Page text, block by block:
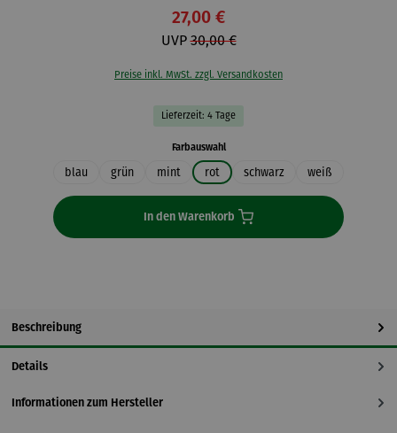
27,00 €
UVP30,00 €
Preise inkl. MwSt. zzgl. Versandkosten
Lieferzeit: 4 Tage
Farbauswahlauswählen
blau grün mint rot schwarz weiß
In den Warenkorb
Beschreibung
Details
Informationen zum Hersteller